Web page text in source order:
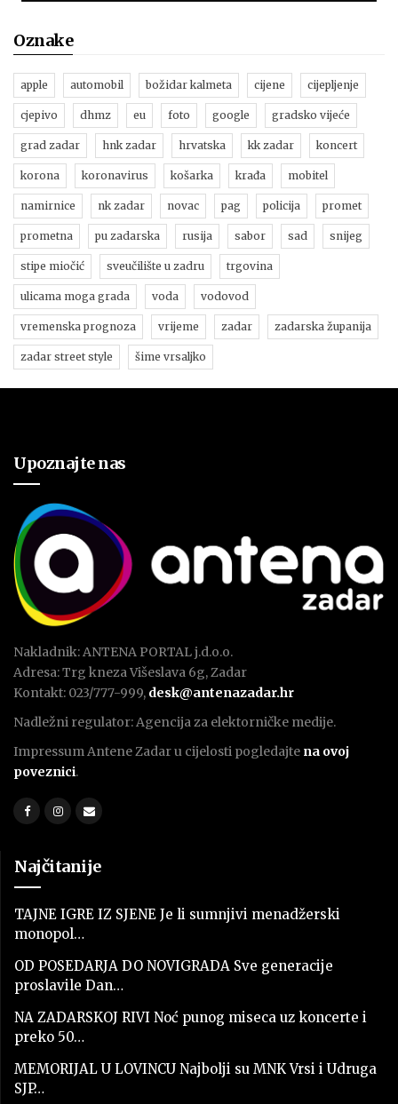
Oznake
apple automobil božidar kalmeta cijene cijepljenje
cjepivo dhmz eu foto google gradsko vijeće
grad zadar hnk zadar hrvatska kk zadar koncert
korona koronavirus košarka krađa mobitel
namirnice nk zadar novac pag policija promet
prometna pu zadarska rusija sabor sad snijeg
stipe miočić sveučilište u zadru trgovina
ulicama moga grada voda vodovod
vremenska prognoza vrijeme zadar zadarska županija
zadar street style šime vrsaljko
Upoznajte nas
Nakladnik: ANTENA PORTAL j.d.o.o.
Adresa: Trg kneza Višeslava 6g, Zadar
Kontakt: 023/777-999, desk@antenazadar.hr
Nadležni regulator: Agencija za elektorničke medije.
Impressum Antene Zadar u cijelosti pogledajte na ovoj
poveznici.
Najčitanije
TAJNE IGRE IZ SJENE Je li sumnjivi menadžerski
monopol…
OD POSEDARJA DO NOVIGRADA Sve generacije
proslavile Dan…
NA ZADARSKOJ RIVI Noć punog miseca uz koncerte i
preko 50…
MEMORIJAL U LOVINCU Najbolji su MNK Vrsi i Udruga
SJP…